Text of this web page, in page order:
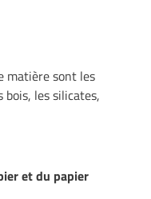
matière sont les
les silicates,
et du papier